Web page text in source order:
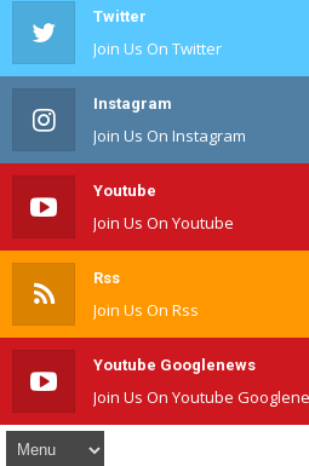
Twitter
Join Us On Twitter
Instagram
Join Us On Instagram
Youtube
Join Us On Youtube
Rss
Join Us On Rss
Youtube Googlenews
Join Us On Youtube